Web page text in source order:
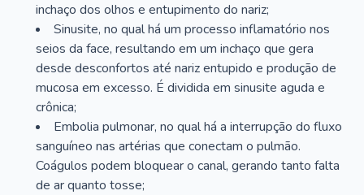
inchaço dos olhos e entupimento do nariz;
Sinusite, no qual há um processo inflamatório nos
seios da face, resultando em um inchaço que gera
desde desconfortos até nariz entupido e produção de
mucosa em excesso. É dividida em sinusite aguda e
crônica;
Embolia pulmonar, no qual há a interrupção do fluxo
sanguíneo nas artérias que conectam o pulmão.
Coágulos podem bloquear o canal, gerando tanto falta
de ar quanto tosse;